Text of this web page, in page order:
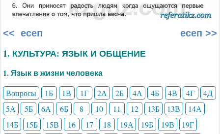
<< есеп есеп >>
1. КУЛЬТУРА: ЯЗЫК И ОБЩЕНИЕ
1. Язык в жизни человека
Вопросы 1Б 1В 1Г 2А 2Б 4А 4Б 4В 4Г
4Д
5А
5Б 6А 6Б 8 10 11 12 13Б 13В
14А
14Б
15Б 15В 16 17 18 19А 19Б 19В
19Г